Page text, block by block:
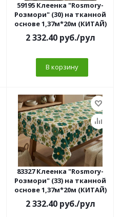
59195 Клеенка "Rosmory-
Розмори" (30) на тканной
основе 1,37м*20м (КИТАЙ)
2 332.40руб./рул
В корзину
83327 Клеенка "Rosmory-
Розмори" (33) на тканной
основе 1,37м*20м (КИТАЙ)
2 332.40руб./рул